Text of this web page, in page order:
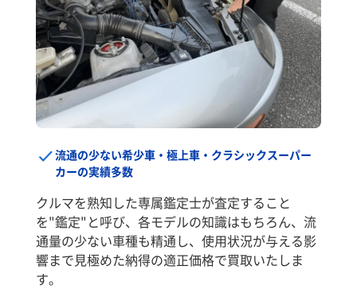
流通の少ない希少車・極上車・クラシックスーパー
カーの実績多数
クルマを熟知した専属鑑定士が査定すること
を"鑑定"と呼び、各モデルの知識はもちろん、流
通量の少ない車種も精通し、使用状況が与える影
響まで見極めた納得の適正価格で買取いたしま
す。